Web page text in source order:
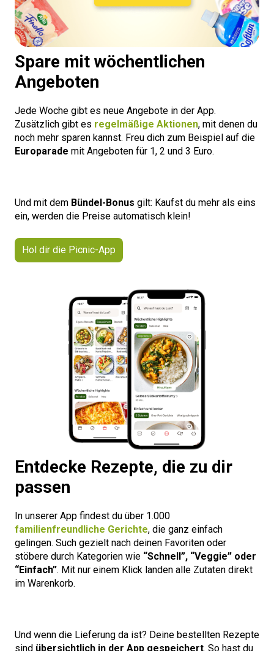
Spare mit wöchentlichen
Angeboten
Jede Woche gibt es neue Angebote in der App.
Zusätzlich gibt es regelmäßige Aktionen, mit denen du
noch mehr sparen kannst. Freu dich zum Beispiel auf die
Europarade mit Angeboten für 1, 2 und 3 Euro.
Und mit dem Bündel-Bonus gilt: Kaufst du mehr als eins
ein, werden die Preise automatisch klein!
Hol dir die Picnic-App
Entdecke Rezepte, die zu dir
passen
In unserer App findest du über 1.000
familienfreundliche Gerichte, die ganz einfach
gelingen. Such gezielt nach deinen Favoriten oder
stöbere durch Kategorien wie “Schnell”, “Veggie” oder
“Einfach”. Mit nur einem Klick landen alle Zutaten direkt
im Warenkorb.
Und wenn die Lieferung da ist? Deine bestellten Rezepte
sind übersichtlich in der App gespeichert. So hast du